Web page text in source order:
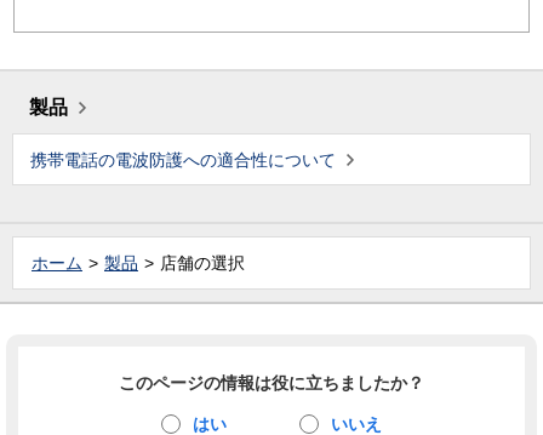
製品
携帯電話の電波防護への適合性について
ホーム 製品 店舗の選択
このページの情報は役に立ちましたか？
はい いいえ